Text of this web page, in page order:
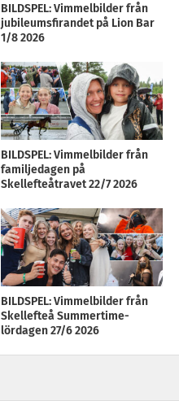
BILDSPEL: Vimmelbilder från
jubileumsfirandet på Lion Bar
1/8 2026
BILDSPEL: Vimmelbilder från
familjedagen på
Skellefteåtravet 22/7 2026
BILDSPEL: Vimmelbilder från
Skellefteå Summertime-
lördagen 27/6 2026